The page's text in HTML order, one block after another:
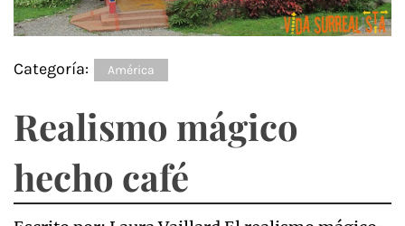
Categoría: América
Realismo mágico
hecho café